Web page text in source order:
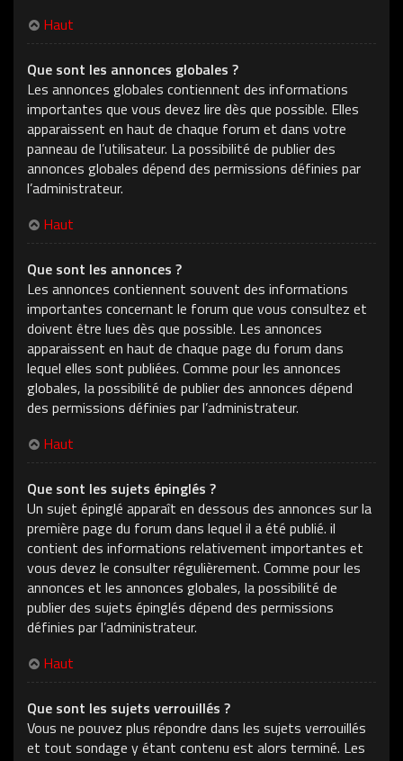
Haut
Que sont les annonces globales ?
Les annonces globales contiennent des informations
importantes que vous devez lire dès que possible. Elles
apparaissent en haut de chaque forum et dans votre
panneau de l’utilisateur. La possibilité de publier des
annonces globales dépend des permissions définies par
l’administrateur.
Haut
Que sont les annonces ?
Les annonces contiennent souvent des informations
importantes concernant le forum que vous consultez et
doivent être lues dès que possible. Les annonces
apparaissent en haut de chaque page du forum dans
lequel elles sont publiées. Comme pour les annonces
globales, la possibilité de publier des annonces dépend
des permissions définies par l’administrateur.
Haut
Que sont les sujets épinglés ?
Un sujet épinglé apparaît en dessous des annonces sur la
première page du forum dans lequel il a été publié. il
contient des informations relativement importantes et
vous devez le consulter régulièrement. Comme pour les
annonces et les annonces globales, la possibilité de
publier des sujets épinglés dépend des permissions
définies par l’administrateur.
Haut
Que sont les sujets verrouillés ?
Vous ne pouvez plus répondre dans les sujets verrouillés
et tout sondage y étant contenu est alors terminé. Les